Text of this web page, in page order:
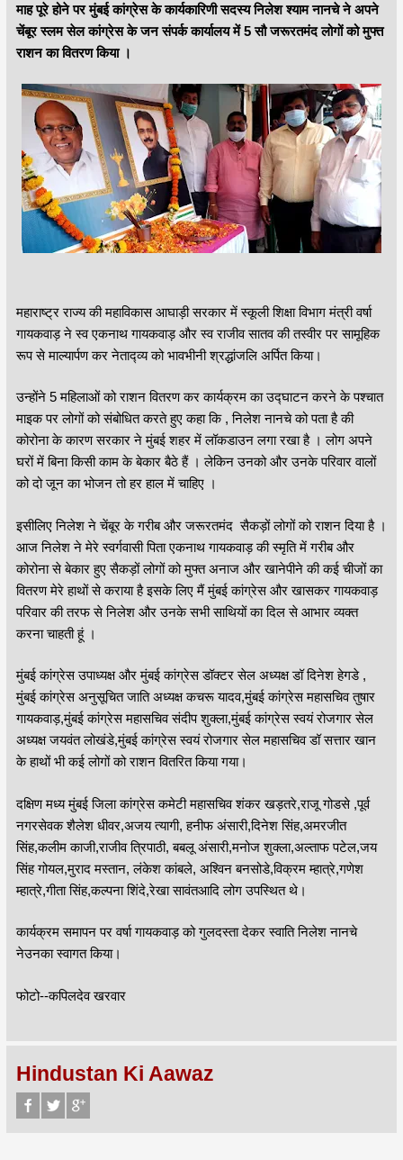
माह पूरे होने पर मुंबई कांग्रेस के कार्यकारिणी सदस्य निलेश श्याम नानचे ने अपने
चेंबूर स्लम सेल कांग्रेस के जन संपर्क कार्यालय में 5 सौ जरूरतमंद लोगों को मुफ्त
राशन का वितरण किया ।
महाराष्ट्र राज्य की महाविकास आघाड़ी सरकार में स्कूली शिक्षा विभाग मंत्री वर्षा
गायकवाड़ ने स्व एकनाथ गायकवाड़ और स्व राजीव सातव की तस्वीर पर सामूहिक
रूप से माल्यार्पण कर नेताद्व्य को भावभीनी श्रद्धांजलि अर्पित किया।
उन्होंने 5 महिलाओं को राशन वितरण कर कार्यक्रम का उद्घाटन करने के पश्चात
माइक पर लोगों को संबोधित करते हुए कहा कि , निलेश नानचे को पता है की
कोरोना के कारण सरकार ने मुंबई शहर में लॉकडाउन लगा रखा है । लोग अपने
घरों में बिना किसी काम के बेकार बैठे हैं । लेकिन उनको और उनके परिवार वालों
को दो जून का भोजन तो हर हाल में चाहिए ।
इसीलिए निलेश ने चेंबूर के गरीब और जरूरतमंद सैकड़ों लोगों को राशन दिया है ।
आज निलेश ने मेरे स्वर्गवासी पिता एकनाथ गायकवाड़ की स्मृति में गरीब और
कोरोना से बेकार हुए सैकड़ों लोगों को मुफ्त अनाज और खानेपीने की कई चीजों का
वितरण मेरे हाथों से कराया है इसके लिए मैं मुंबई कांग्रेस और खासकर गायकवाड़
परिवार की तरफ से निलेश और उनके सभी साथियों का दिल से आभार व्यक्त
करना चाहती हूं ।
मुंबई कांग्रेस उपाध्यक्ष और मुंबई कांग्रेस डॉक्टर सेल अध्यक्ष डॉ दिनेश हेगडे ,
मुंबई कांग्रेस अनुसूचित जाति अध्यक्ष कचरू यादव,मुंबई कांग्रेस महासचिव तुषार
गायकवाड़,मुंबई कांग्रेस महासचिव संदीप शुक्ला,मुंबई कांग्रेस स्वयं रोजगार सेल
अध्यक्ष जयवंत लोखंडे,मुंबई कांग्रेस स्वयं रोजगार सेल महासचिव डॉ सत्तार खान
के हाथों भी कई लोगों को राशन वितरित किया गया।
दक्षिण मध्य मुंबई जिला कांग्रेस कमेटी महासचिव शंकर खड़तरे,राजू गोडसे ,पूर्व
नगरसेवक शैलेश धीवर,अजय त्यागी, हनीफ अंसारी,दिनेश सिंह,अमरजीत
सिंह,कलीम काजी,राजीव त्रिपाठी, बबलू अंसारी,मनोज शुक्ला,अल्ताफ पटेल,जय
सिंह गोयल,मुराद मस्तान, लंकेश कांबले, अश्विन बनसोडे,विक्रम म्हात्रे,गणेश
म्हात्रे,गीता सिंह,कल्पना शिंदे,रेखा सावंतआदि लोग उपस्थित थे।
कार्यक्रम समापन पर वर्षा गायकवाड़ को गुलदस्ता देकर स्वाति निलेश नानचे
नेउनका स्वागत किया।
फोटो--कपिलदेव खरवार
Hindustan Ki Aawaz